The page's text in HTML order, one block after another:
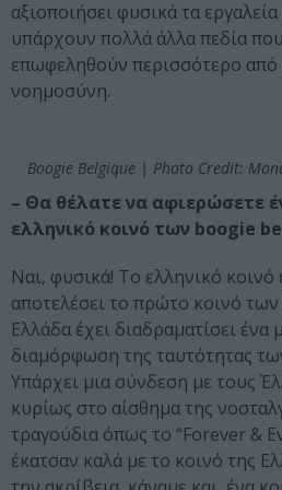
αξιοποιήσει φυσικά τα
υπάρχουν πολλά άλλα πεδία
επωφεληθούν περισσότερο από
νοημοσύνη.
Boogie Belgique | Photo Credit:
– Θα θέλατε να αφιερώσετε
ελληνικό κοινό των boogie
Ναι, φυσικά! Το ελληνικό κοινό
αποτελέσει το πρώτο κοινό
Ελλάδα έχει διαδραματίσει
διαμόρφωση της ταυτότητας
Υπάρχει μια σύνδεση με τους
κυρίως στο αίσθημα της
τραγούδια όπως το “Forever &
έκατσαν καλά με το κοινό της